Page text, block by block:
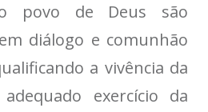
povo de Deus são
diálogo e comunhão
a vivência da
exercício da